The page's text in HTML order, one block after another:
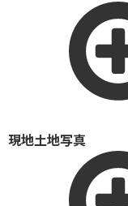
現地土地写真